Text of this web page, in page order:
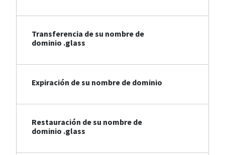
Transferencia de su nombre de
dominio .glass
Expiración de su nombre de dominio
Restauración de su nombre de
dominio .glass